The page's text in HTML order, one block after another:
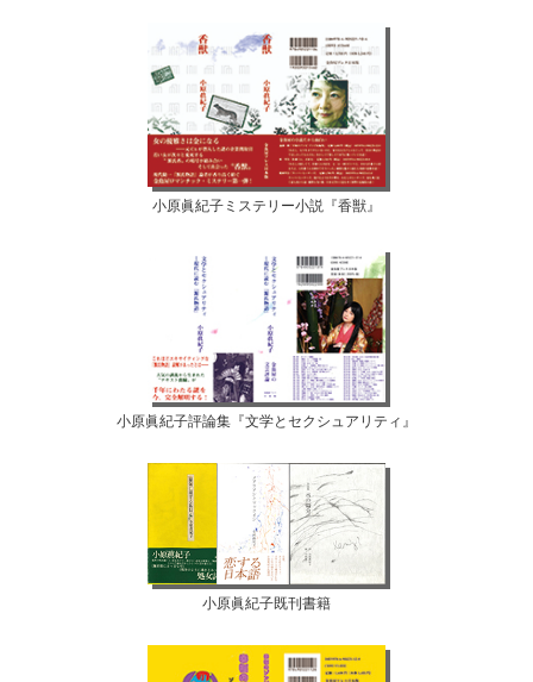
小原眞紀子ミステリー小説『香獣』
小原眞紀子評論集『文学とセクシュアリティ』
小原眞紀子既刊書籍